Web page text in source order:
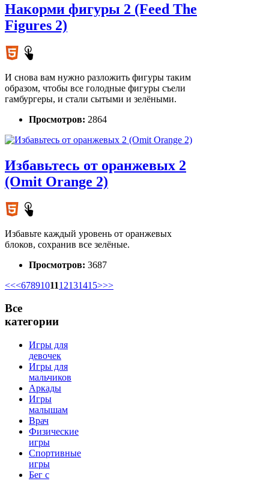
Накорми фигуры 2 (Feed The
Figures 2)
И снова вам нужно разложить фигуры таким
образом, чтобы все голодные фигуры съели
гамбургеры, и стали сытыми и зелёными.
Просмотров: 2864
Избавьтесь от оранжевых 2
(Omit Orange 2)
Избавьте каждый уровень от оранжевых
блоков, сохранив все зелёные.
Просмотров: 3687
<<<6789101112131415>>>
Все
категории
Игры для
девочек
Игры для
мальчиков
Аркады
Игры
малышам
Врач
Физические
игры
Спортивные
игры
Бег с